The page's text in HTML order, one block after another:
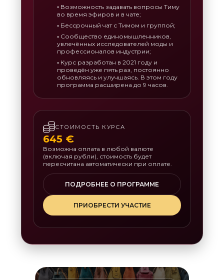
▫️ Возможность задавать вопросы Тиму
во время эфиров и в чате;
▫️ Бессрочный чат с Тимом и группой;
▫️ Сообщество единомышленников,
увлечённых исследователей моды и
профессионалов индустрии;
▫️ Курс разработан в 2021 году и
проведён уже пять раз, постоянно
обновляясь и улучшаясь. В этом году
программа расширена до 9 часов.
СТОИМОСТЬ КУРСА
645 €
Возможна оплата в любой валюте
(включая рубли), стоимость будет
пересчитана автоматически при оплате.
ПОДРОБНЕЕ О ПРОГРАММЕ
ПРИОБРЕСТИ УЧАСТИЕ